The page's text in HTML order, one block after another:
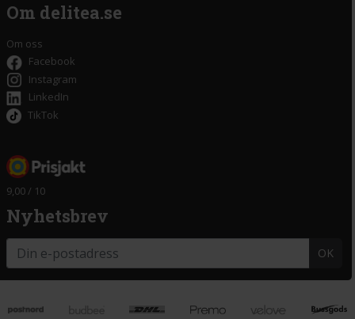
Om delitea.se
Om oss
Facebook
Instagram
LinkedIn
TikTok
9,00 / 10
Nyhetsbrev
OK